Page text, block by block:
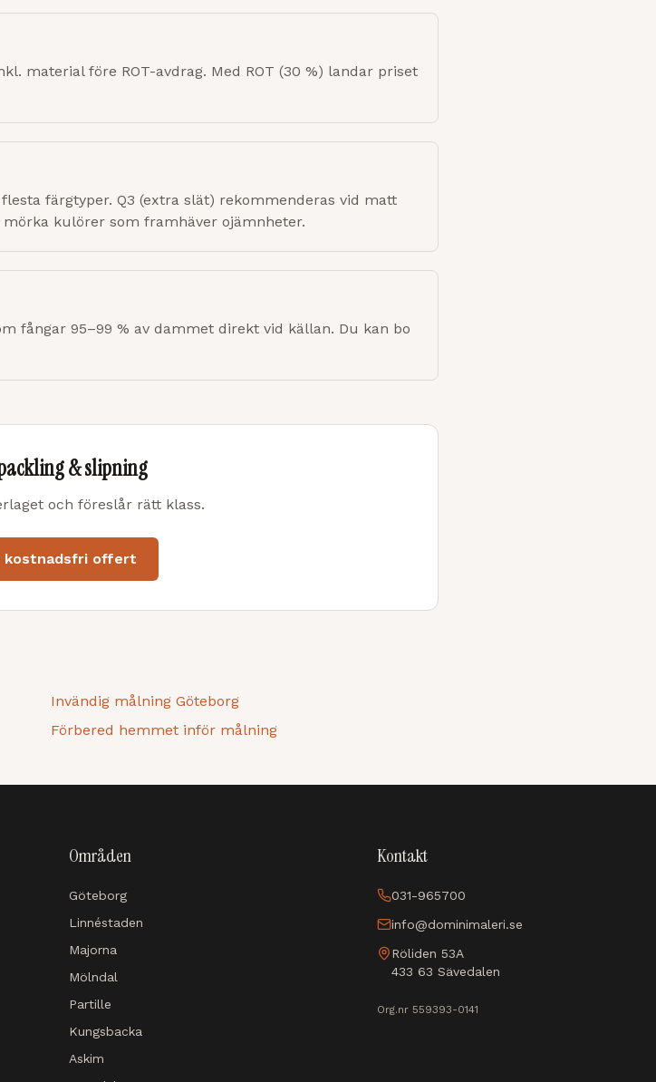
material före ROT-avdrag. Med ROT (30 %) landar priset
färgtyper. Q3 (extra slät) rekommenderas vid matt
kulörer som framhäver ojämnheter.
fångar 95–99 % av dammet direkt vid källan. Du kan bo
& slipning
och föreslår rätt klass.
kostnadsfri offert
Invändig målning Göteborg
Förbered hemmet inför målning
Områden
Göteborg
Linnéstaden
Majorna
Mölndal
Partille
Kungsbacka
Askim
Kontakt
031-965700
info@dominimaleri.se
Röliden 53A
433 63 Sävedalen
Org.nr 559393-0141